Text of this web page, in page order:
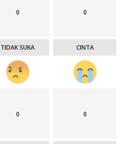
0
TIDAK SUKA
0
CINTA
0 0